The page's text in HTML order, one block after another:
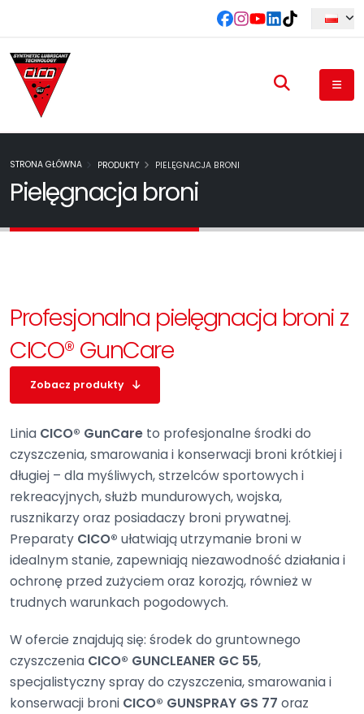
STRONA GŁÓWNA PRODUKTY PIELĘGNACJA BRONI
Pielęgnacja broni
Profesjonalna pielęgnacja broni z
CICO® GunCare
Zobacz produkty
Linia CICO® GunCare to profesjonalne środki do
czyszczenia, smarowania i konserwacji broni krótkiej i
długiej – dla myśliwych, strzelców sportowych i
rekreacyjnych, służb mundurowych, wojska,
rusznikarzy oraz posiadaczy broni prywatnej.
Preparaty CICO® ułatwiają utrzymanie broni w
idealnym stanie, zapewniają niezawodność działania i
ochronę przed zużyciem oraz korozją, również w
trudnych warunkach pogodowych.
W ofercie znajdują się: środek do gruntownego
czyszczenia CICO® GUNCLEANER GC 55,
specjalistyczny spray do czyszczenia, smarowania i
konserwacji broni CICO® GUNSPRAY GS 77 oraz